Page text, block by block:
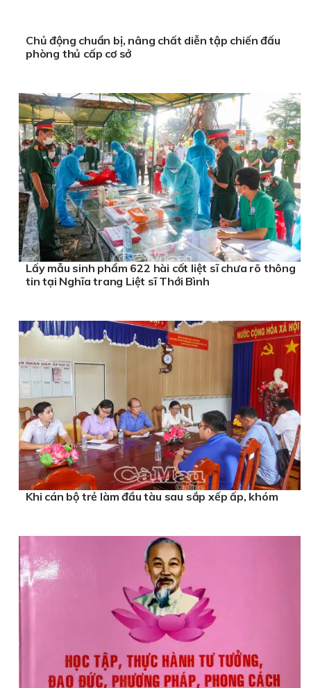
Chủ động chuẩn bị, nâng chất diễn tập chiến đấu
phòng thủ cấp cơ sở
Lấy mẫu sinh phẩm 622 hài cốt liệt sĩ chưa rõ thông
tin tại Nghĩa trang Liệt sĩ Thới Bình
Khi cán bộ trẻ làm đầu tàu sau sắp xếp ấp, khóm